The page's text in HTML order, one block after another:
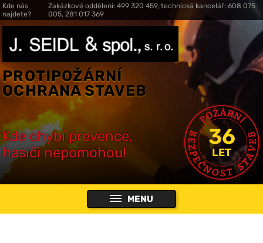
Kde nás
najdete?
Zakázkové oddělení: 499 320 459, technická kancelář: 608 075
005, 281 017 369
PROTIPOŽÁRNÍ
OCHRANA STAVEB
Kde chybí prevence,
hasiči nepomohou!
36
LET
MENU